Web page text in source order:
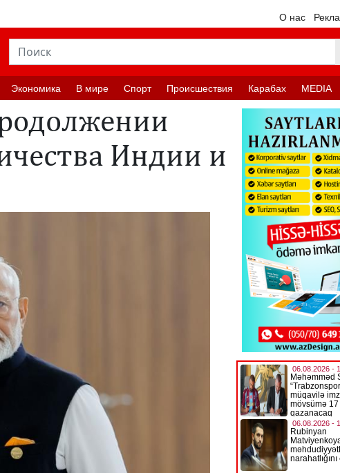
О нас
Экономика В мире Спорт Происшествия Карабах MEDIA
Индии и